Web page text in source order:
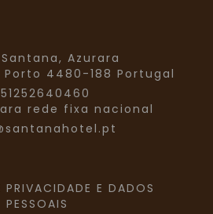
Azurara
Porto 4480-188 Portugal
rede fixa nacional
E DADOS
PESSOAIS